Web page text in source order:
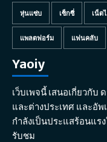
หุ่นแซ่บ เซ็กซี่ เน็ต
แพลตฟอร์ม แฟนคลับ
Yaoiy
เว็บเพจนี้ เสนอเกี่ยวกับ
และต่างประเทศ และอั
กำลังเป็นประแสร้อนแร
รับชม